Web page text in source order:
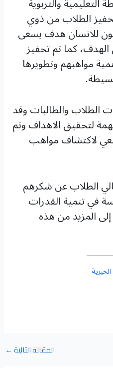
التعليمية والتربوية
الطلاب من ذوي
للانسان هدف يسعى
كما تم تحفيز
مواهبهم وتطويرها
والطالبات وقد
لتحقيق الاهداف وتم
لاكتشاف مواهب
الطلاب عن شكرهم
في تنمية القدرات
المزيد من هذه
المقالة التالية ←